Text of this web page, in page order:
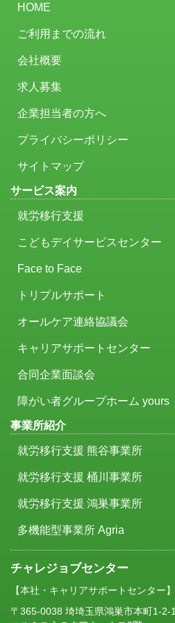
HOME
ご利用までの流れ
会社概要
求人募集
企業担当者の方へ
プライバシーポリシー
サイトマップ
サービス案内
就労移行支援
こどもデイサービスセンター
Face to Face
トリプルサポート
オールケア連絡協議会
キャリアサポートセンター
合同企業面談会
障がい者グループホーム yours
事業所紹介
就労移行支援 熊谷事業所
就労移行支援 桶川事業所
就労移行支援 鴻巣事業所
多機能型事業所 Agria
チャレジョブセンター
【本社・キャリアサポートセンター】
〒365-0038 埼埼玉県鴻巣市本町1-2-1